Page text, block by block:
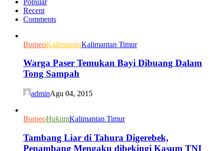
Recent
Comments
BorneoKalimantanKalimantan Timur
Warga Paser Temukan Bayi Dibuang Dalam
Tong Sampah
adminAgu 04, 2015
BorneoHukumKalimantan Timur
Tambang Liar di Tahura Digerebek,
Penambang Mengaku dibekingi Kasum TNI